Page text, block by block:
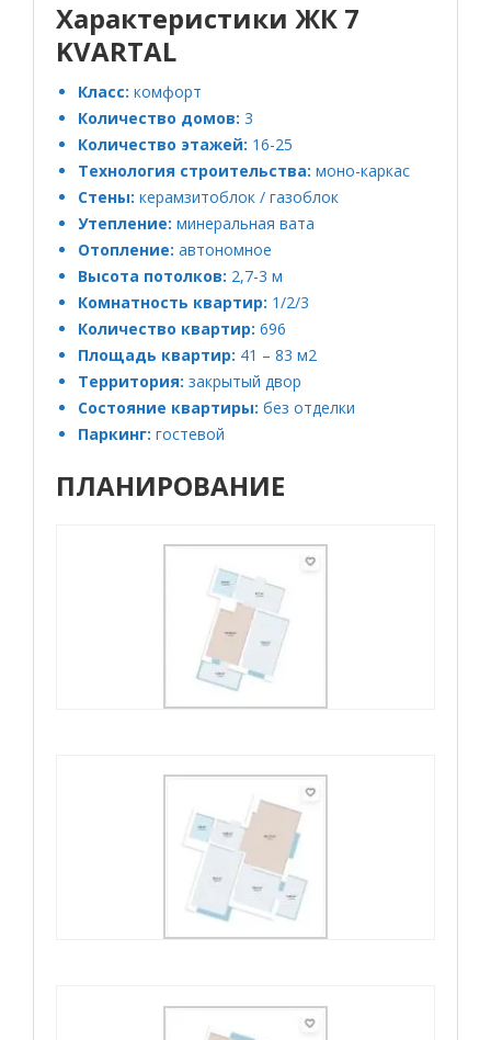
Характеристики ЖК 7
KVARTAL
Класс: комфорт
Количество домов: 3
Количество этажей: 16-25
Технология строительства: моно-каркас
Стены: керамзитоблок / газоблок
Утепление: минеральная вата
Отопление: автономное
Высота потолков: 2,7-3 м
Комнатность квартир: 1/2/3
Количество квартир: 696
Площадь квартир: 41 – 83 м2
Территория: закрытый двор
Состояние квартиры: без отделки
Паркинг: гостевой
ПЛАНИРОВАНИЕ